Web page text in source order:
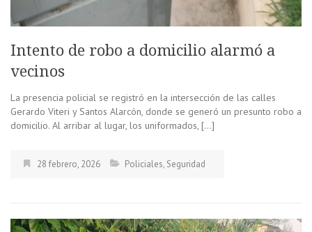
Intento de robo a domicilio alarmó a
vecinos
La presencia policial se registró en la intersección de las calles
Gerardo Viteri y Santos Alarcón, donde se generó un presunto robo a
domicilio. Al arribar al lugar, los uniformados, […]
28 febrero, 2026 Policiales, Seguridad